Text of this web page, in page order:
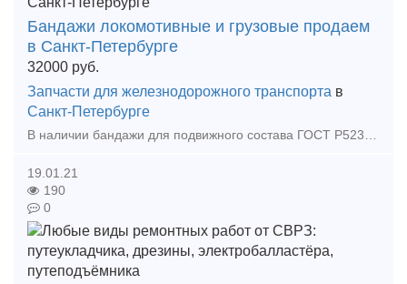
Бандажи локомотивные и грузовые продаем
в Санкт-Петербурге
32000 руб.
Запчасти для железнодорожного транспорта в
Санкт-Петербурге
19.01.21
190
0